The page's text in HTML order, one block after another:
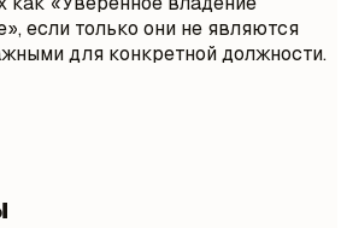
если только они не являются
для конкретной должности.